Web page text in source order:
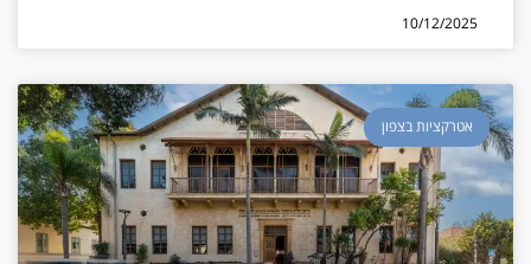
10/12/2025
אטרקציות בצפון